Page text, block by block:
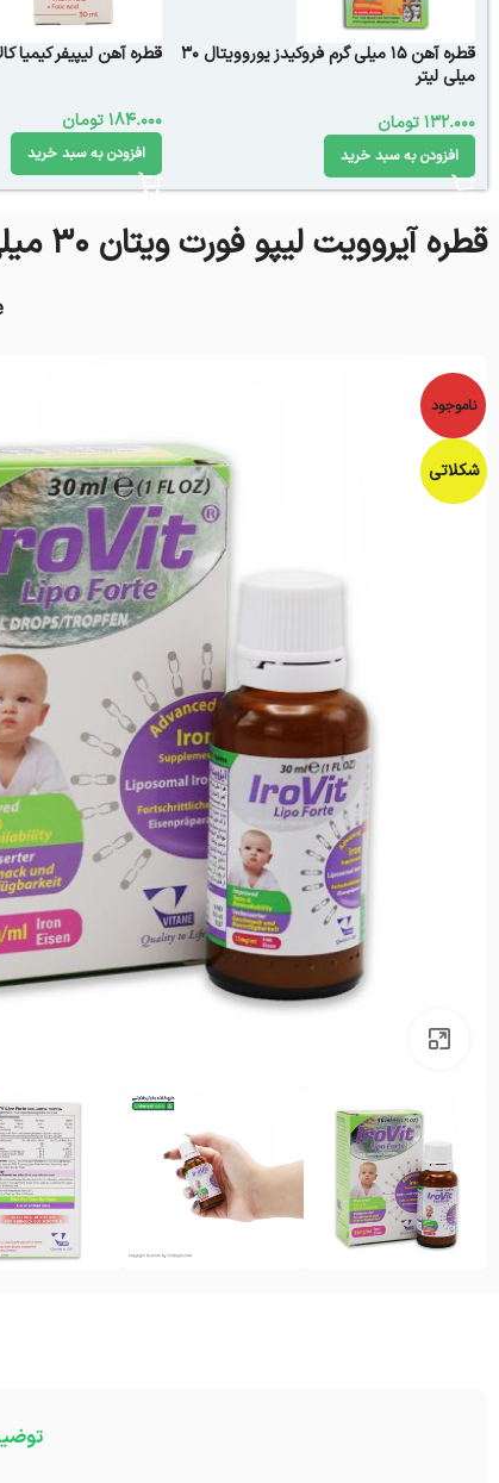
قطره آهن 15 میلی گرم فروکیدز یوروویتال ۳۰
میلی لیتر
132.000تومان
افزودن به سبد خرید
قطره آهن لیپیفر کیمیا کالای رازی
184.000 تومان
افزودن به سبد خرید
قطره آیروویت لیپو فورت ویتان 30 میلی لیتر
ناموجود
شکلاتی